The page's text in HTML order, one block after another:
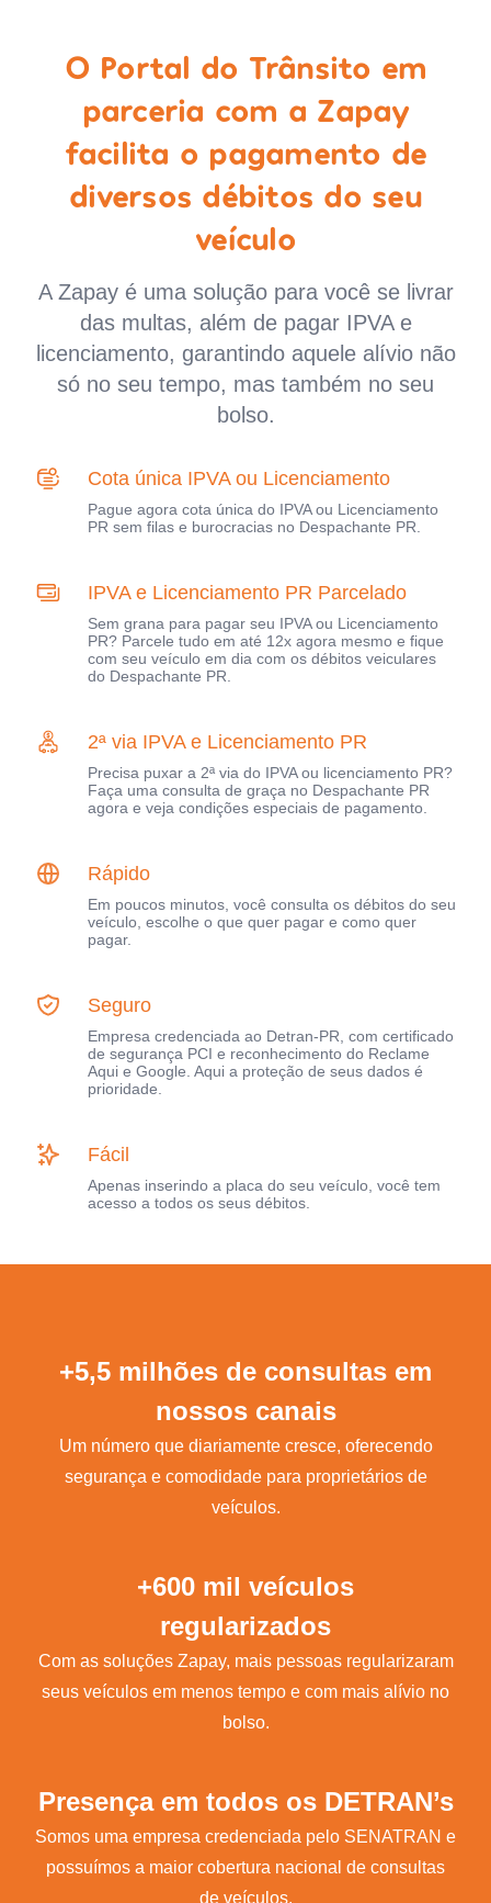
O Portal do Trânsito em
parceria com a Zapay
facilita o pagamento de
diversos débitos do seu
veículo
A Zapay é uma solução para você se livrar
das multas, além de pagar IPVA e
licenciamento, garantindo aquele alívio não
só no seu tempo, mas também no seu
bolso.
Cota única IPVA ou Licenciamento
Pague agora cota única do IPVA ou Licenciamento
PR sem filas e burocracias no Despachante PR.
IPVA e Licenciamento PR Parcelado
Sem grana para pagar seu IPVA ou Licenciamento
PR? Parcele tudo em até 12x agora mesmo e fique
com seu veículo em dia com os débitos veiculares
do Despachante PR.
2ª via IPVA e Licenciamento PR
Precisa puxar a 2ª via do IPVA ou licenciamento PR?
Faça uma consulta de graça no Despachante PR
agora e veja condições especiais de pagamento.
Rápido
Em poucos minutos, você consulta os débitos do seu
veículo, escolhe o que quer pagar e como quer
pagar.
Seguro
Empresa credenciada ao Detran-PR, com certificado
de segurança PCI e reconhecimento do Reclame
Aqui e Google. Aqui a proteção de seus dados é
prioridade.
Fácil
Apenas inserindo a placa do seu veículo, você tem
acesso a todos os seus débitos.
+5,5 milhões de consultas em
nossos canais
Um número que diariamente cresce, oferecendo
segurança e comodidade para proprietários de
veículos.
+600 mil veículos
regularizados
Com as soluções Zapay, mais pessoas regularizaram
seus veículos em menos tempo e com mais alívio no
bolso.
Presença em todos os DETRAN’s
Somos uma empresa credenciada pelo SENATRAN e
possuímos a maior cobertura nacional de consultas
de veículos.